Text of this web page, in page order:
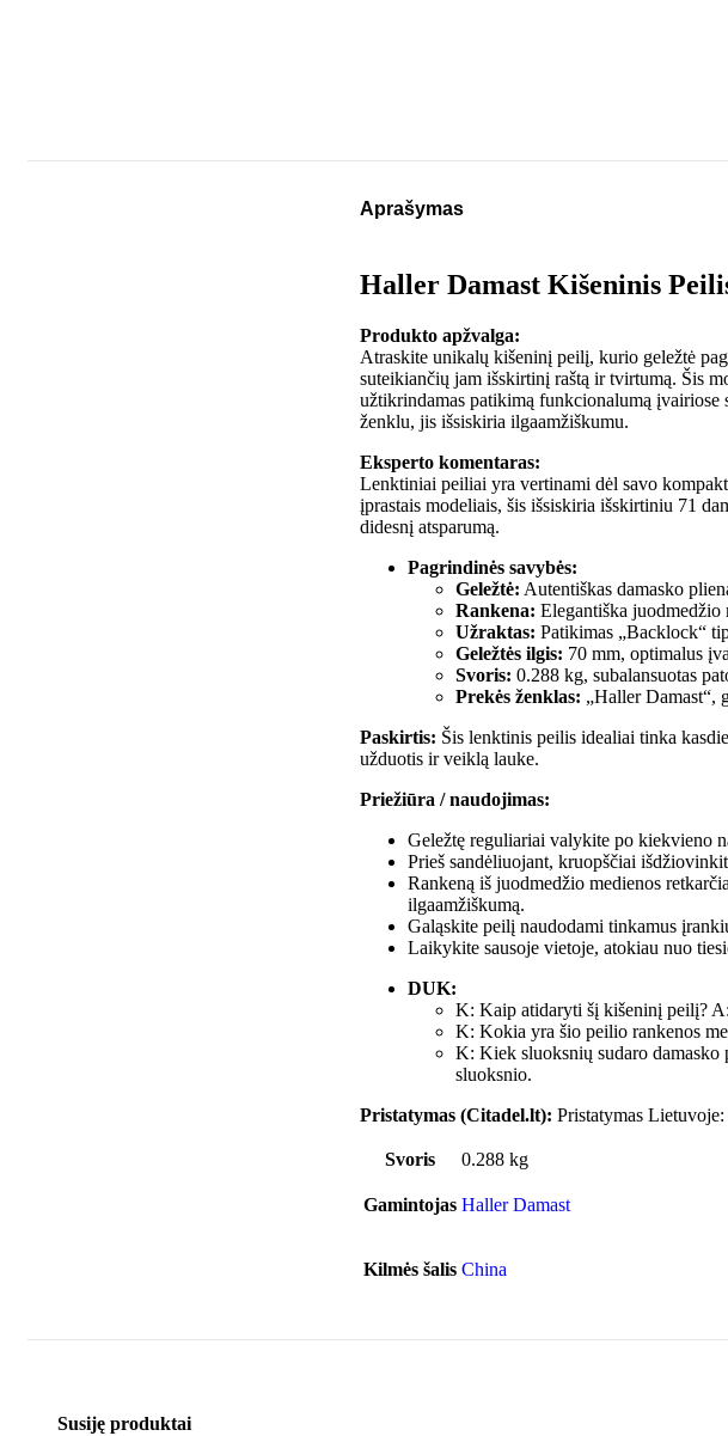
Aprašymas
Haller Damast Kišeninis
Produkto apžvalga:
Atraskite unikalų kišeninį peilį, kurio geležtė
suteikiančių jam išskirtinį raštą ir tvirtumą. Šis
užtikrindamas patikimą funkcionalumą įvairiose
ženklu, jis išsiskiria ilgaamžiškumu.
Eksperto komentaras:
Lenktiniai peiliai yra vertinami dėl savo
įprastais modeliais, šis išsiskiria išskirtiniu 71
didesnį atsparumą.
Pagrindinės savybės:
Geležtė: Autentiškas damasko
Rankena: Elegantiška juodmedžio
Užraktas: Patikimas „Backlock“
Geležtės ilgis: 70 mm, optimalus
Svoris: 0.288 kg, subalansuotas
Prekės ženklas: „Haller Damast“,
Paskirtis: Šis lenktinis peilis idealiai tinka
užduotis ir veiklą lauke.
Priežiūra / naudojimas:
Geležtę reguliariai valykite po kiekvieno
Prieš sandėliuojant, kruopščiai
Rankeną iš juodmedžio medienos
ilgaamžiškumą.
Galąskite peilį naudodami tinkamus
Laikykite sausoje vietoje, atokiau nuo
DUK:
K: Kaip atidaryti šį kišeninį peilį?
K: Kokia yra šio peilio rankenos
K: Kiek sluoksnių sudaro damasko
sluoksnio.
Pristatymas (Citadel.lt): Pristatymas
Svoris 0.288 kg
Gamintojas Haller Damast
Kilmės šalis China
Susiję produktai